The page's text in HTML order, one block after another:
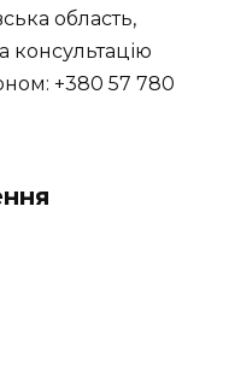
область,
консультацію
+380 57 780